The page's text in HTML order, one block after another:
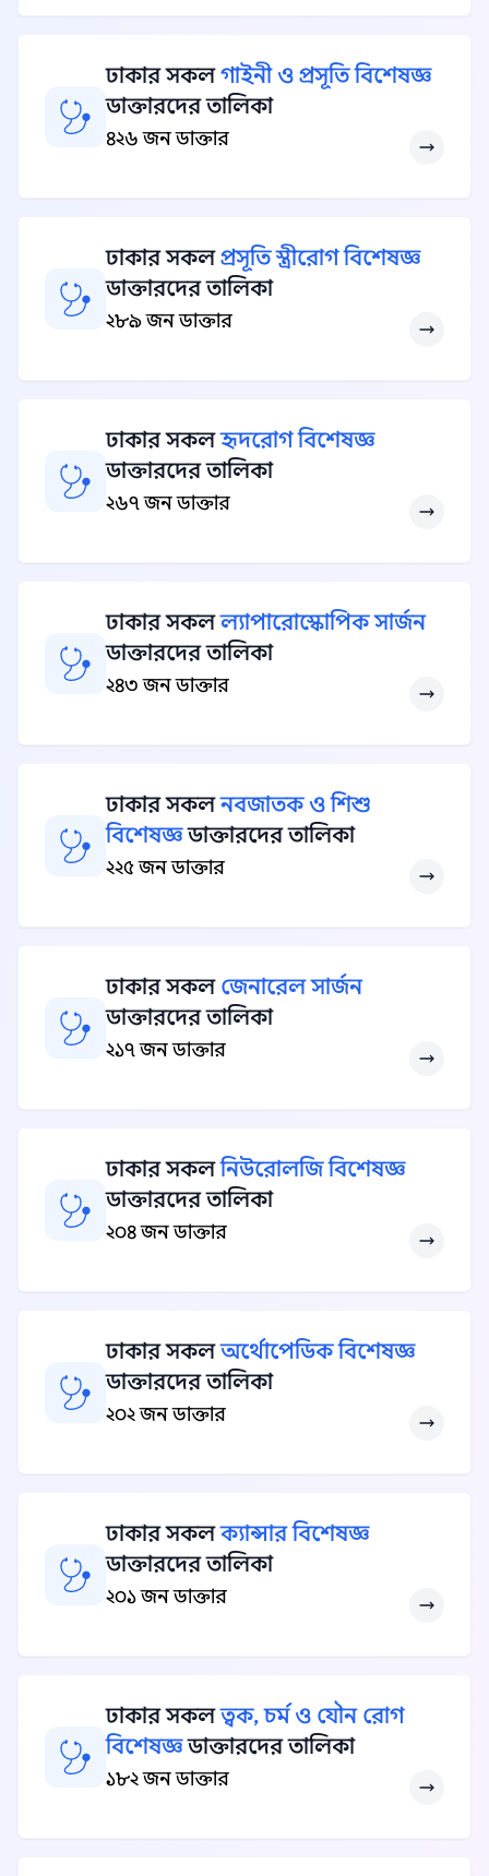
ঢাকার সকলগাইনী ও প্রসূতি বিশেষজ্ঞ
ডাক্তারদের তালিকা
৪২৬ জন ডাক্তার
ঢাকার সকলপ্রসূতি স্ত্রীরোগ বিশেষজ্ঞ
ডাক্তারদের তালিকা
২৮৯ জন ডাক্তার
ঢাকার সকলহৃদরোগ বিশেষজ্ঞ
ডাক্তারদের তালিকা
২৬৭ জন ডাক্তার
ঢাকার সকলল্যাপারোস্কোপিক সার্জন
ডাক্তারদের তালিকা
২৪৩ জন ডাক্তার
ঢাকার সকলনবজাতক ও শিশু
বিশেষজ্ঞডাক্তারদের তালিকা
২২৫ জন ডাক্তার
ঢাকার সকল জেনারেল সার্জন
ডাক্তারদের তালিকা
২১৭ জন ডাক্তার
ঢাকার সকলনিউরোলজি বিশেষজ্ঞ
ডাক্তারদের তালিকা
২০৪ জন ডাক্তার
ঢাকার সকলঅর্থোপেডিক বিশেষজ্ঞ
ডাক্তারদের তালিকা
২০২ জন ডাক্তার
ঢাকার সকলক্যান্সার বিশেষজ্ঞ
ডাক্তারদের তালিকা
২০১ জন ডাক্তার
ঢাকার সকলত্বক, চর্ম ও যৌন রোগ
বিশেষজ্ঞডাক্তারদের তালিকা
১৮২ জন ডাক্তার